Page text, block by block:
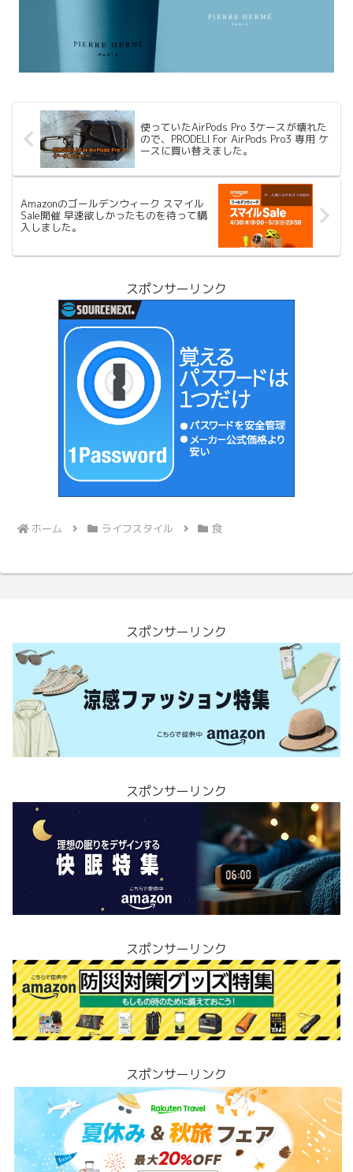
使っていたAirPods Pro 3ケースが壊れた
ので、PRODELI For AirPods Pro3 専用 ケ
ースに買い替えました。
Amazonのゴールデンウィーク スマイル
Sale開催 早速欲しかったものを待って購
入しました。
スポンサーリンク
ホーム ライフスタイル 食
スポンサーリンク
スポンサーリンク
スポンサーリンク
スポンサーリンク